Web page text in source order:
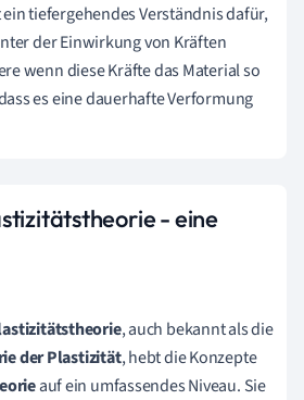
tiefergehendes Verständnis dafür,
der Einwirkung von Kräften
wenn diese Kräfte das Material so
es eine dauerhafte Verformung
- eine
, auch bekannt als die
der Plastizität, hebt die Konzepte
auf ein umfassendes Niveau. Sie